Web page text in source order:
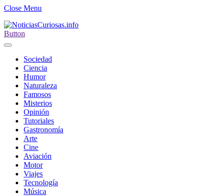
Close Menu
Button
Sociedad
Ciencia
Humor
Naturaleza
Famosos
Misterios
Opinión
Tutoriales
Gastronomía
Arte
Cine
Aviación
Motor
Viajes
Tecnología
Música